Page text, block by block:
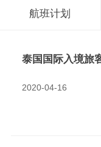
航班计划
泰国国际入境旅
2020-04-16